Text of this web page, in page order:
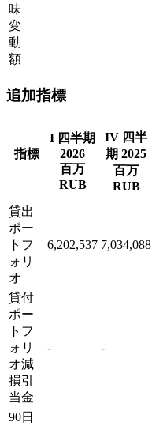
味
変
動
額
追加指標
指標
I 四半期
2026
百万
RUB
IV 四半
期 2025
百万
RUB
貸出
ポー
トフ
ォリ
オ
6,202,537 7,034,088
貸付
ポー
トフ
ォリ
オ減
損引
当金
- -
90日